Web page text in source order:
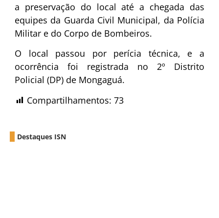
a preservação do local até a chegada das
equipes da Guarda Civil Municipal, da Polícia
Militar e do Corpo de Bombeiros.
O local passou por perícia técnica, e a
ocorrência foi registrada no 2º Distrito
Policial (DP) de Mongaguá.
Compartilhamentos: 73
Destaques ISN